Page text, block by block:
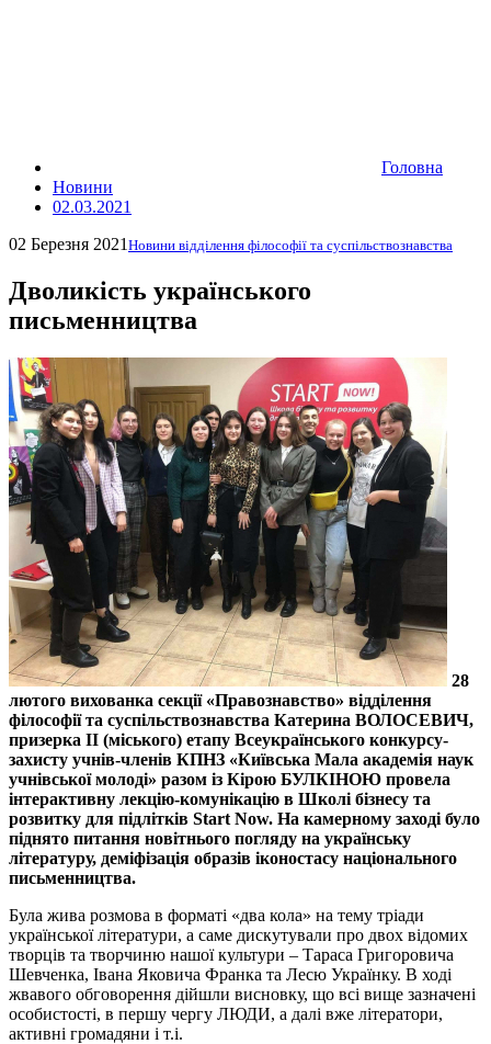
Головна
Новини
02.03.2021
02 Березня 2021 Новини відділення філософії та суспільствознавства
Дволикість українського
письменництва
28
лютого вихованка секції «Правознавство» відділення
філософії та суспільствознавства Катерина ВОЛОСЕВИЧ,
призерка ІІ (міського) етапу Всеукраїнського конкурсу-
захисту учнів-членів КПНЗ «Київська Мала академія наук
учнівської молоді» разом із Кірою БУЛКІНОЮ провела
інтерактивну лекцію-комунікацію в Школі бізнесу та
розвитку для підлітків Start Now. На камерному заході було
піднято питання новітнього погляду на українську
літературу, деміфізація образів іконостасу національного
письменництва.
Була жива розмова в форматі «два кола» на тему тріади
української літератури, а саме дискутували про двох відомих
творців та творчиню нашої культури – Тараса Григоровича
Шевченка, Івана Яковича Франка та Лесю Українку. В ході
жвавого обговорення дійшли висновку, що всі вище зазначені
особистості, в першу чергу ЛЮДИ, а далі вже літератори,
активні громадяни і т.і.